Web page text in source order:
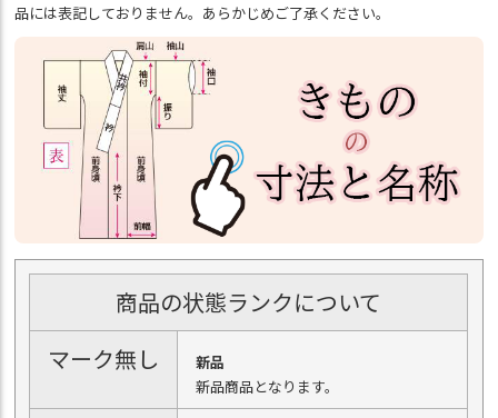
品には表記しておりません。あらかじめご了承ください。
商品の状態ランクについて
マーク無し
新品
新品商品となります。